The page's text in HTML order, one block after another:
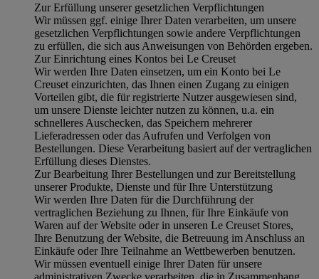
Zur Erfüllung unserer gesetzlichen Verpflichtungen
Wir müssen ggf. einige Ihrer Daten verarbeiten, um unsere
gesetzlichen Verpflichtungen sowie andere Verpflichtungen
zu erfüllen, die sich aus Anweisungen von Behörden ergeben.
Zur Einrichtung eines Kontos bei Le Creuset
Wir werden Ihre Daten einsetzen, um ein Konto bei Le
Creuset einzurichten, das Ihnen einen Zugang zu einigen
Vorteilen gibt, die für registrierte Nutzer ausgewiesen sind,
um unsere Dienste leichter nutzen zu können, u.a. ein
schnelleres Auschecken, das Speichern mehrerer
Lieferadressen oder das Aufrufen und Verfolgen von
Bestellungen. Diese Verarbeitung basiert auf der vertraglichen
Erfüllung dieses Dienstes.
Zur Bearbeitung Ihrer Bestellungen und zur Bereitstellung
unserer Produkte, Dienste und für Ihre Unterstützung
Wir werden Ihre Daten für die Durchführung der
vertraglichen Beziehung zu Ihnen, für Ihre Einkäufe von
Waren auf der Website oder in unseren Le Creuset Stores,
Ihre Benutzung der Website, die Betreuung im Anschluss an
Einkäufe oder Ihre Teilnahme an Wettbewerben benutzen.
Wir müssen eventuell einige Ihrer Daten für unsere
administrativen Zwecke verarbeiten, die in Zusammenhang